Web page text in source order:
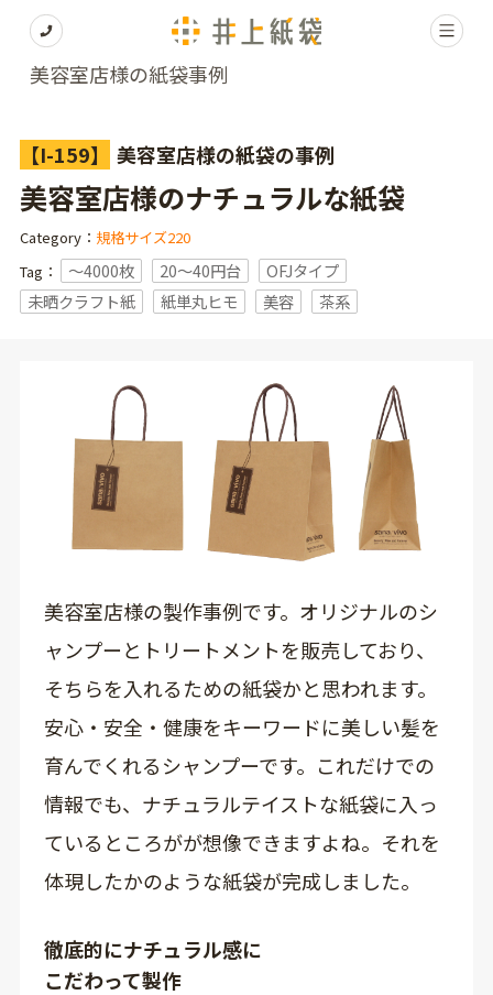
美容室店様の紙袋事例
【I-159】 美容室店様の紙袋の事例
美容室店様のナチュラルな紙袋
Category： 規格サイズ220
Tag：
〜4000枚 20～40円台
OFJタイプ
未晒クラフト紙
紙単丸ヒモ 美容 茶系
美容室店様の製作事例です。オリジナルのシ
ャンプーとトリートメントを販売しており、
そちらを入れるための紙袋かと思われます。
安心・安全・健康をキーワードに美しい髪を
育んでくれるシャンプーです。これだけでの
情報でも、ナチュラルテイストな紙袋に入っ
ているところがが想像できますよね。それを
体現したかのような紙袋が完成しました。
徹底的にナチュラル感に
こだわって製作